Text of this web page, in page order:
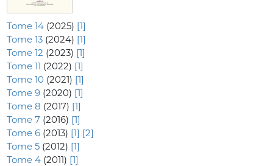
Tome 14 (2025) [1]
Tome 13 (2024) [1]
Tome 12 (2023) [1]
Tome 11 (2022) [1]
Tome 10 (2021) [1]
Tome 9 (2020) [1]
Tome 8 (2017) [1]
Tome 7 (2016) [1]
Tome 6 (2013) [1] [2]
Tome 5 (2012) [1]
Tome 4 (2011) [1]